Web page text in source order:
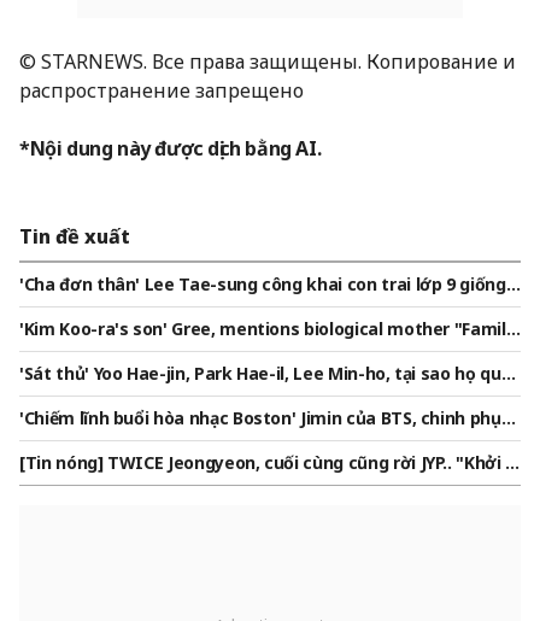
© STARNEWS. Все права защищены. Копирование и
распространение запрещено
*Nội dung này được dịch bằng AI.
Tin đề xuất
'Cha đơn thân' Lee Tae-sung công khai con trai lớp 9 giống h
ệt mình "chưa bao giờ bỏ lỡ vị trí thứ nhất toàn trường"[Don
gjimi]
'Kim Koo-ra's son' Gree, mentions biological mother "Family
is only me... I have to take care of her" [Kim Gree]
'Sát thủ' Yoo Hae-jin, Park Hae-il, Lee Min-ho, tại sao họ quay
trở lại năm 1974 'ngày hôm đó' trước Tết Trung thu [Tổng h
ợp]
'Chiếm lĩnh buổi hòa nhạc Boston' Jimin của BTS, chinh phục
truyền thông và lòng người hâm mộ Mỹ, trở thành biểu tượ
ng toàn cầu
[Tin nóng] TWICE Jeongyeon, cuối cùng cũng rời JYP.. "Khởi đ
ầu mới" thú nhận qua thư tay